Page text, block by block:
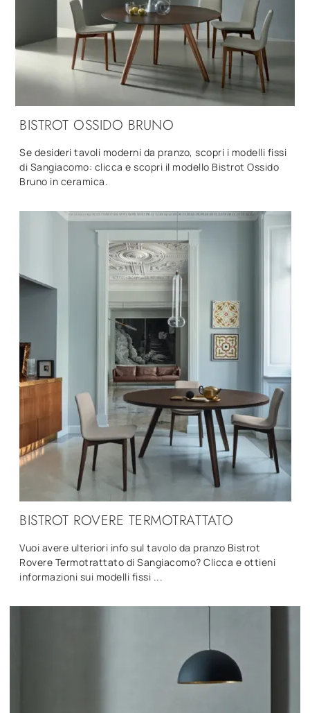
BISTROT OSSIDO BRUNO
Se desideri tavoli moderni da pranzo, scopri i modelli fissi
di Sangiacomo: clicca e scopri il modello Bistrot Ossido
Bruno in ceramica.
BISTROT ROVERE TERMOTRATTATO
Vuoi avere ulteriori info sul tavolo da pranzo Bistrot
Rovere Termotrattato di Sangiacomo? Clicca e ottieni
informazioni sui modelli fissi ...